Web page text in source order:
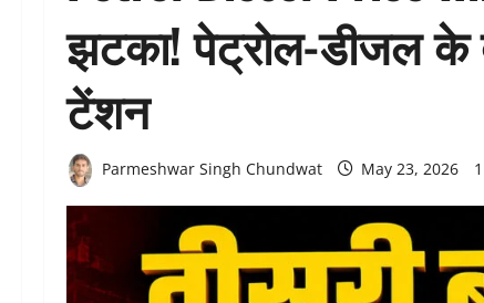
झटका! पेट्रोल-डीजल के
टेंशन
Parmeshwar Singh Chundwat May 23, 2026